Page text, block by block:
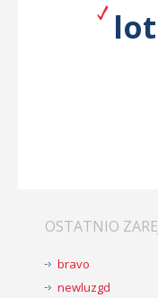
OSTATNIO
bravo
newluzgd